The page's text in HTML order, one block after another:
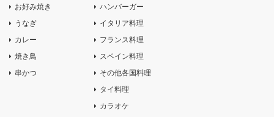
お好み焼き
うなぎ
カレー
焼き鳥
串かつ
ハンバーガー
イタリア料理
フランス料理
スペイン料理
その他各国料理
タイ料理
カラオケ